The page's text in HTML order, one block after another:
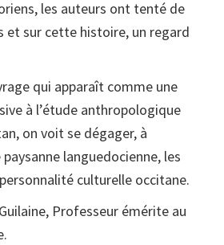
les auteurs ont tenté de
et sur cette histoire, un regard
qui apparaît comme une
à l’étude anthropologique
on voit se dégager, à
languedocienne, les
culturelle occitane.
Professeur émérite au